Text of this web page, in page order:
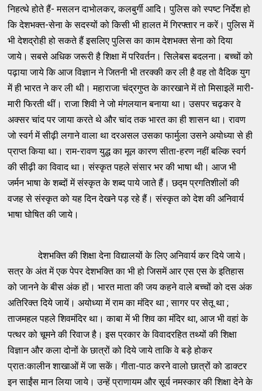
निहत्थे होते हैं- मसलन दाभोलकर, कलबुर्गी आदि। पुलिस को स्पष्ट निर्देश हो
कि देशभक्त-सेना के सदस्यों को किसी भी हालत में गिरफ्तार न करें। पुलिस में
भी देशद्रोही हो सकते हैं इसलिए पुलिस का काम देशभक्त सेना को दिया
जाये। सबसे अधिक जरूरी है शिक्षा में परिवर्तन। सिलेबस बदलना। बच्चों को
पढ़ाया जाये कि आज विज्ञान ने जितनी भी तरक्की कर ली है वह तो वैदिक युग
में ही भारत ने कर ली थी। महाराजा चंद्रगुप्त के कारखाने में तो मिसाइलें मारी-
मारी फिरती थीं। राजा शिवी ने जो मंगलयान बनाया था। उसपर चढ़कर वे
अक्सर चांद पर जाया करते थे और चांद तक भारत का ही शासन था। रावण
जो स्वर्ग में सीढ़ी लगाने वाला था दरअसल उसका फार्मुला उसने अयोध्या से ही
प्राप्त किया था। राम-रावण युद्ध का मूल कारण सीता-हरण नहीं बल्कि स्वर्ग
की सीढ़ी का विवाद था। संस्कृत पहले संसार भर की भाषा थी। आज भी
जर्मन भाषा के शब्दों में संस्कृत के शब्द पाये जाते हैं। छद्म प्रगतिशीलों की
वजह से संस्कृत को यह दिन देखने पड़ रहे हैं। संस्कृत को देश की अनिवार्य
भाषा घोषित की जाये।
देशभक्ति की शिक्षा देना विद्यालयों के लिए अनिवार्य कर दिये जाये।
सत्र के अंत में एक पेपर देशभक्ति का भी हो जिसमें आर एस एस के इतिहास
को जानने के बीस अंक हों। भारत माता की जय कहने वाले बच्चों को दस अंक
अतिरिक्त दिये जायें। अयोध्या में राम का मंदिर था ; सागर पर सेतू था ;
ताजमहल पहले शिवमंदिर था। काबा में भी शिव का मंदिर था, आज भी वहां के
पत्थर को चूमने की रिवाज है। इस प्रकार के विवादरहित तथ्यों की शिक्षा
विज्ञान और कला दोनों के छात्रों को दिये जाये ताकि वे बड़े होकर
प्रातःकालीन शाखाओं में जा सकें। गीता-पाठ करने वालो छात्रों को डाक्टर
इन साईंस मान लिया जाये। उन्हें प्राणायम और सूर्य नमस्कार की शिक्षा देने के